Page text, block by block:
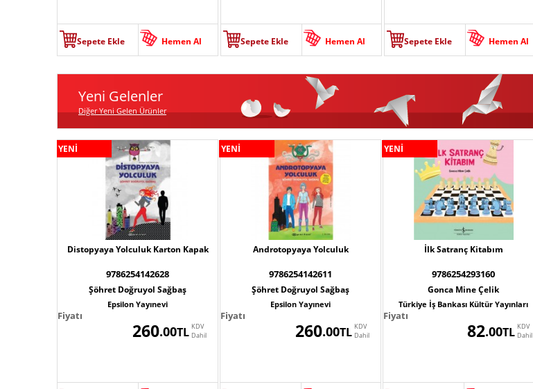
Hemen Al
Sepete Ekle Hemen Al
Sepete Ekle Hemen Al
Sepete Ekle
Yeni Gelenler
Diğer Yeni Gelen Ürünler
YENİ
Distopyaya Yolculuk Karton Kapak
9786254142628
Şöhret Doğruyol Sağbaş
Epsilon Yayınevi
Fiyatı
KDV
Dahil
TL
.00
260
YENİ
Androtopyaya Yolculuk
9786254142611
Şöhret Doğruyol Sağbaş
Epsilon Yayınevi
Fiyatı
KDV
Dahil
TL
.00
260
YENİ
İlk Satranç Kitabım
9786254293160
Gonca Mine Çelik
Türkiye İş Bankası Kültür Yayınları
Fiyatı
KDV
Dahil
TL
.00
82